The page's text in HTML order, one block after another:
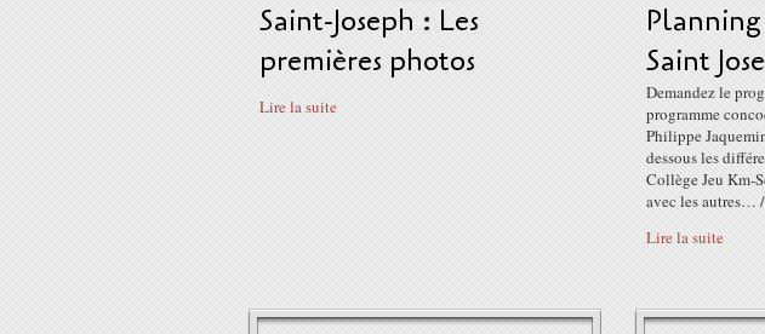
Saint-Joseph : Les
premières photos
Lire la suite
Saint
Demandez le
programme
Philippe
dessous les
Collège Jeu Km-
avec les autres…
Lire la suite